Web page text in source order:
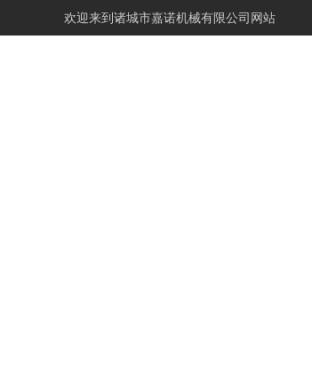
欢迎来到 诸城市嘉诺机械有限公司网站